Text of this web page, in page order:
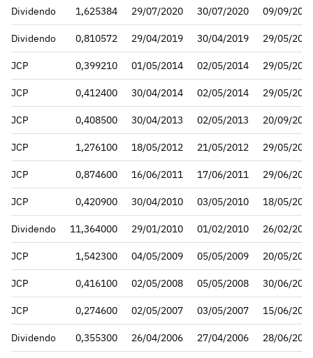
Dividendo 1,625384 29/07/2020 30/07/2020 09/09/
Dividendo 0,810572 29/04/2019 30/04/2019 29/05/
JCP 0,399210 01/05/2014 02/05/2014 29/05/
JCP 0,412400 30/04/2014 02/05/2014 29/05/
JCP 0,408500 30/04/2013 02/05/2013 20/09/
JCP 1,276100 18/05/2012 21/05/2012 29/05/
JCP 0,874600 16/06/2011 17/06/2011 29/06/
JCP 0,420900 30/04/2010 03/05/2010 18/05/
Dividendo 11,364000 29/01/2010 01/02/2010 26/02/
JCP 1,542300 04/05/2009 05/05/2009 20/05/
JCP 0,416100 02/05/2008 05/05/2008 30/06/
JCP 0,274600 02/05/2007 03/05/2007 15/06/
Dividendo 0,355300 26/04/2006 27/04/2006 28/06/